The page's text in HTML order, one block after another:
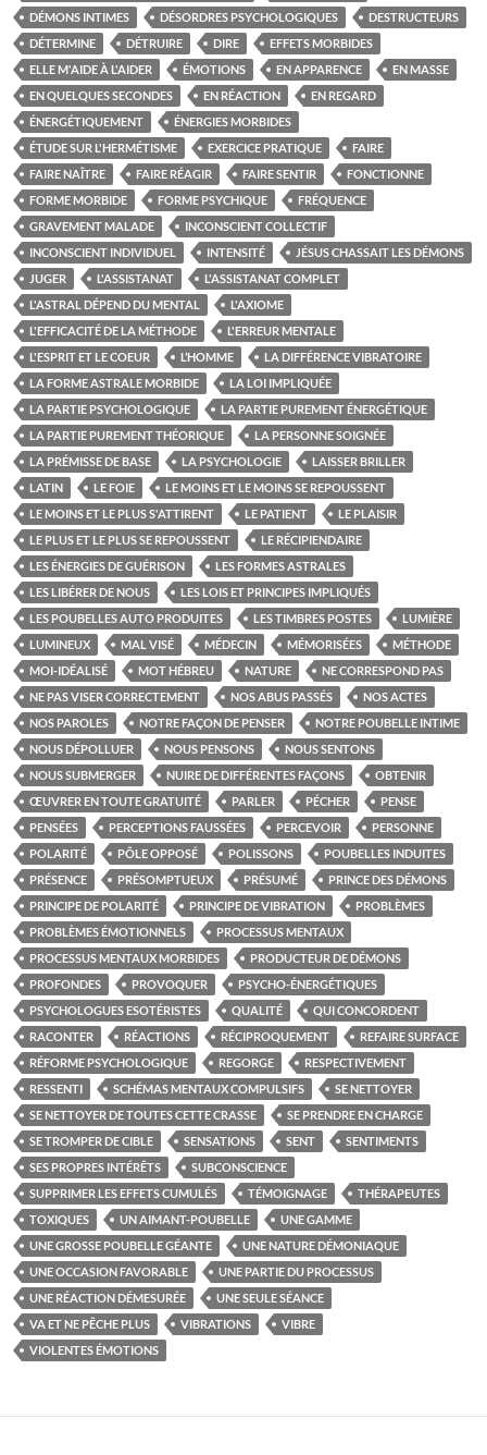
DÉMONS INTIMES DÉSORDRES PSYCHOLOGIQUES
DESTRUCTEURS
DÉTERMINE
DÉTRUIRE DIRE
EFFETS MORBIDES
ELLE M'AIDE À L'AIDER
ÉMOTIONS EN APPARENCE
EN MASSE
EN QUELQUES SECONDES
EN RÉACTION
EN REGARD
ÉNERGÉTIQUEMENT
ÉNERGIES MORBIDES
ÉTUDE SUR L'HERMÉTISME
EXERCICE PRATIQUE
FAIRE
FAIRE NAÎTRE
FAIRE RÉAGIR FAIRE SENTIR
FONCTIONNE
FORME MORBIDE
FORME PSYCHIQUE
FRÉQUENCE
GRAVEMENT MALADE
INCONSCIENT COLLECTIF
INCONSCIENT INDIVIDUEL
INTENSITÉ
JÉSUS CHASSAIT LES DÉMONS
JUGER
L'ASSISTANAT
L'ASSISTANAT COMPLET
L'ASTRAL DÉPEND DU MENTAL
L'AXIOME
L'EFFICACITÉ DE LA MÉTHODE
L'ERREUR MENTALE
L'ESPRIT ET LE COEUR
L’HOMME
LA DIFFÉRENCE VIBRATOIRE
LA FORME ASTRALE MORBIDE
LA LOI IMPLIQUÉE
LA PARTIE PSYCHOLOGIQUE
LA PARTIE PUREMENT ÉNERGÉTIQUE
LA PARTIE PUREMENT THÉORIQUE
LA PERSONNE SOIGNÉE
LA PRÉMISSE DE BASE
LA PSYCHOLOGIE
LAISSER BRILLER
LATIN
LE FOIE
LE MOINS ET LE MOINS SE REPOUSSENT
LE MOINS ET LE PLUS S'ATTIRENT
LE PATIENT
LE PLAISIR
LE PLUS ET LE PLUS SE REPOUSSENT
LE RÉCIPIENDAIRE
LES ÉNERGIES DE GUÉRISON
LES FORMES ASTRALES
LES LIBÉRER DE NOUS
LES LOIS ET PRINCIPES IMPLIQUÉS
LES POUBELLES AUTO PRODUITES
LES TIMBRES POSTES
LUMIÈRE
LUMINEUX
MAL VISÉ MÉDECIN MÉMORISÉES
MÉTHODE
MOI-IDÉALISÉ
MOT HÉBREU NATURE
NE CORRESPOND PAS
NE PAS VISER CORRECTEMENT
NOS ABUS PASSÉS
NOS ACTES
NOS PAROLES
NOTRE FAÇON DE PENSER
NOTRE POUBELLE INTIME
NOUS DÉPOLLUER
NOUS PENSONS
NOUS SENTONS
NOUS SUBMERGER
NUIRE DE DIFFÉRENTES FAÇONS
OBTENIR
ŒUVRER EN TOUTE GRATUITÉ
PARLER PÉCHER
PENSE
PENSÉES
PERCEPTIONS FAUSSÉES PERCEVOIR
PERSONNE
POLARITÉ
PÔLE OPPOSÉ POLISSONS
POUBELLES INDUITES
PRÉSENCE
PRÉSOMPTUEUX PRÉSUMÉ
PRINCE DES DÉMONS
PRINCIPE DE POLARITÉ
PRINCIPE DE VIBRATION
PROBLÈMES
PROBLÈMES ÉMOTIONNELS
PROCESSUS MENTAUX
PROCESSUS MENTAUX MORBIDES
PRODUCTEUR DE DÉMONS
PROFONDES
PROVOQUER
PSYCHO-ÉNERGÉTIQUES
PSYCHOLOGUES ESOTÉRISTES
QUALITÉ
QUI CONCORDENT
RACONTER
RÉACTIONS RÉCIPROQUEMENT
REFAIRE SURFACE
RÉFORME PSYCHOLOGIQUE
REGORGE
RESPECTIVEMENT
RESSENTI
SCHÉMAS MENTAUX COMPULSIFS
SE NETTOYER
SE NETTOYER DE TOUTES CETTE CRASSE
SE PRENDRE EN CHARGE
SE TROMPER DE CIBLE
SENSATIONS SENT
SENTIMENTS
SES PROPRES INTÉRÊTS
SUBCONSCIENCE
SUPPRIMER LES EFFETS CUMULÉS
TÉMOIGNAGE
THÉRAPEUTES
TOXIQUES
UN AIMANT-POUBELLE
UNE GAMME
UNE GROSSE POUBELLE GÉANTE
UNE NATURE DÉMONIAQUE
UNE OCCASION FAVORABLE
UNE PARTIE DU PROCESSUS
UNE RÉACTION DÉMESURÉE
UNE SEULE SÉANCE
VA ET NE PÊCHE PLUS
VIBRATIONS
VIBRE
VIOLENTES ÉMOTIONS